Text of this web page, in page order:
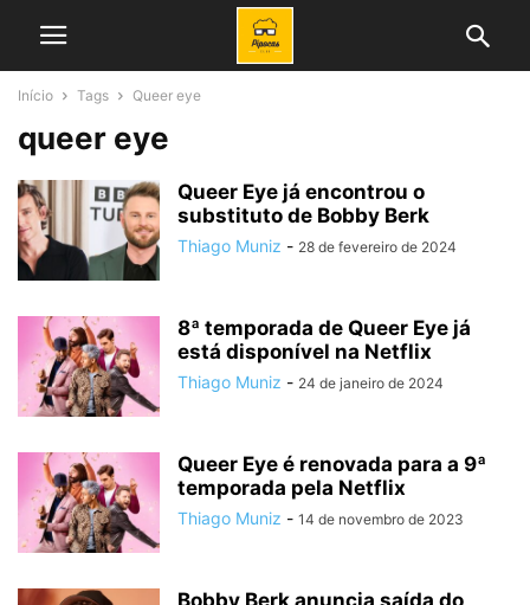
Início Tags Queer eye
queer eye
Queer Eye já encontrou o
substituto de Bobby Berk
Thiago Muniz - 28 de fevereiro de 2024
8ª temporada de Queer Eye já
está disponível na Netflix
Thiago Muniz - 24 de janeiro de 2024
Queer Eye é renovada para a 9ª
temporada pela Netflix
Thiago Muniz - 14 de novembro de 2023
Bobby Berk anuncia saída do